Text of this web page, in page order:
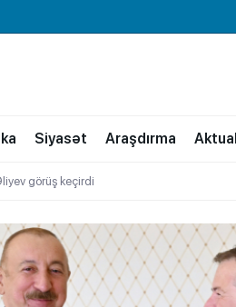
Siyasət Araşdırma Aktual
görüş keçirdi